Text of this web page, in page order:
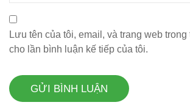
Lưu tên của tôi, email, và trang web
cho lần bình luận kế tiếp của tôi.